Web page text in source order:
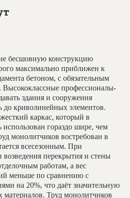
бесшовную конструкцию
максимально приближен к
бетоном, с обязательным
профессионалы-
здания и сооружения
до криволинейных элементов.
каркас, который в
гораздо шире, чем
монолитчиков востребован в
всесезонным. При
перекрытия и стены
работам, а вес
меньше по сравнению с
на 20%, что даёт значительную
Труд монолитчиков